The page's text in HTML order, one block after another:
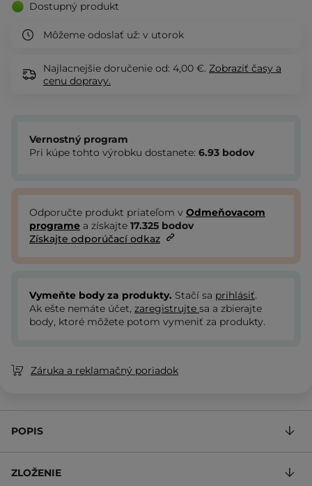
Dostupný produkt
Môžeme odoslať už: v utorok
Najlacnejšie doručenie od: 4,00 €. Zobraziť časy a
cenu dopravy.
Vernostný program
Pri kúpe tohto výrobku dostanete: 6.93 bodov
Odporučte produkt priateľom v Odmeňovacom
programe a získajte 17.325 bodov
Získajte odporúčací odkaz
Vymeňte body za produkty. Stačí sa prihlásiť.
Ak ešte nemáte účet, zaregistrujte sa a zbierajte
body, ktoré môžete potom vymeniť za produkty.
Záruka a reklamačný poriadok
POPIS
ZLOŽENIE